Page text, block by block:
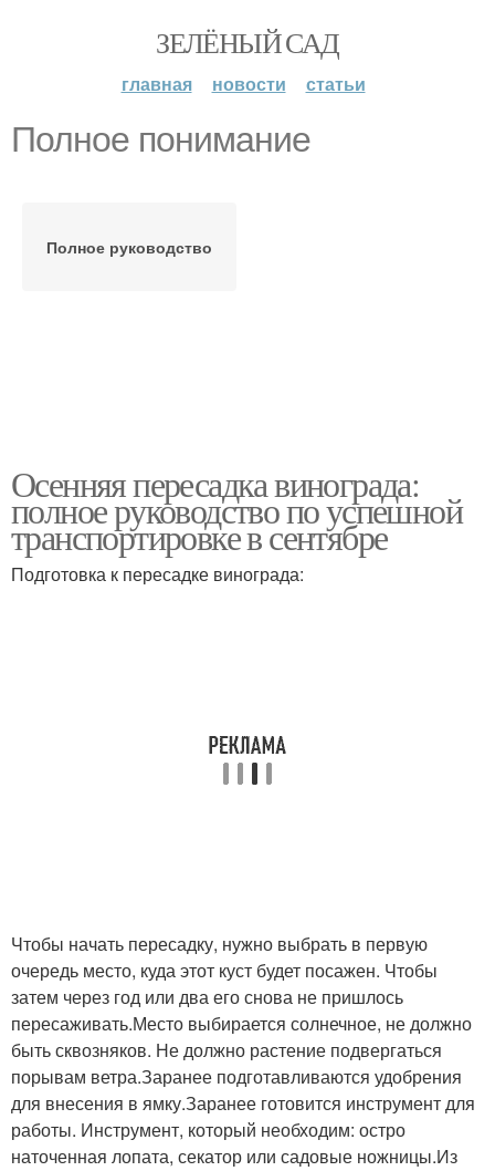
ЗЕЛЁНЫЙ САД
главная новости статьи
Полное понимание
Полное руководство
Осенняя пересадка винограда:
полное руководство по успешной
транспортировке в сентябре
Подготовка к пересадке винограда:
Чтобы начать пересадку, нужно выбрать в первую
очередь место, куда этот куст будет посажен. Чтобы
затем через год или два его снова не пришлось
пересаживать.Место выбирается солнечное, не должно
быть сквозняков. Не должно растение подвергаться
порывам ветра.Заранее подготавливаются удобрения
для внесения в ямку.Заранее готовится инструмент для
работы. Инструмент, который необходим: остро
наточенная лопата, секатор или садовые ножницы.Из